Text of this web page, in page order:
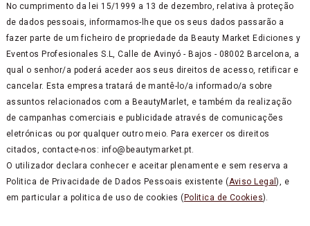
No cumprimento da lei 15/1999 a 13 de dezembro, relativa à proteção
de dados pessoais, informamos-lhe que os seus dados passarão a
fazer parte de um ficheiro de propriedade da Beauty Market Ediciones y
Eventos Profesionales S.L, Calle de Avinyó - Bajos - 08002 Barcelona, a
qual o senhor/a poderá aceder aos seus direitos de acesso, retificar e
cancelar. Esta empresa tratará de mantê-lo/a informado/a sobre
assuntos relacionados com a BeautyMarlet, e também da realização
de campanhas comerciais e publicidade através de comunicações
eletrónicas ou por qualquer outro meio. Para exercer os direitos
citados, contacte-nos: info@beautymarket.pt.
O utilizador declara conhecer e aceitar plenamente e sem reserva a
Politica de Privacidade de Dados Pessoais existente (Aviso Legal), e
em particular a politica de uso de cookies (Politica de Cookies).